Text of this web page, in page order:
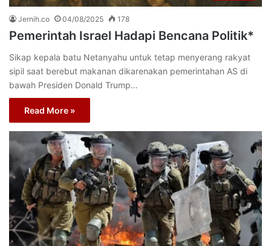
Jernih.co 04/08/2025 178
Pemerintah Israel Hadapi Bencana Politik*
Sikap kepala batu Netanyahu untuk tetap menyerang rakyat
sipil saat berebut makanan dikarenakan pemerintahan AS di
bawah Presiden Donald Trump…
Read More »